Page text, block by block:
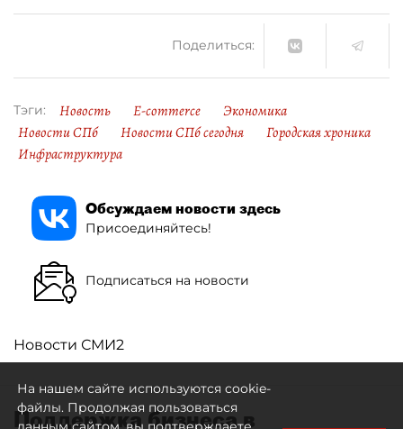
Поделиться:
Тэги: Новость E-commerce
Экономика
Новости СПб
Новости СПб сегодня
Городская хроника
Инфраструктура
Обсуждаем новости здесь
Присоединяйтесь!
Подписаться на новости
Новости СМИ2
Поддержка бизнеса в
На нашем сайте используются cookie-
файлы. Продолжая пользоваться